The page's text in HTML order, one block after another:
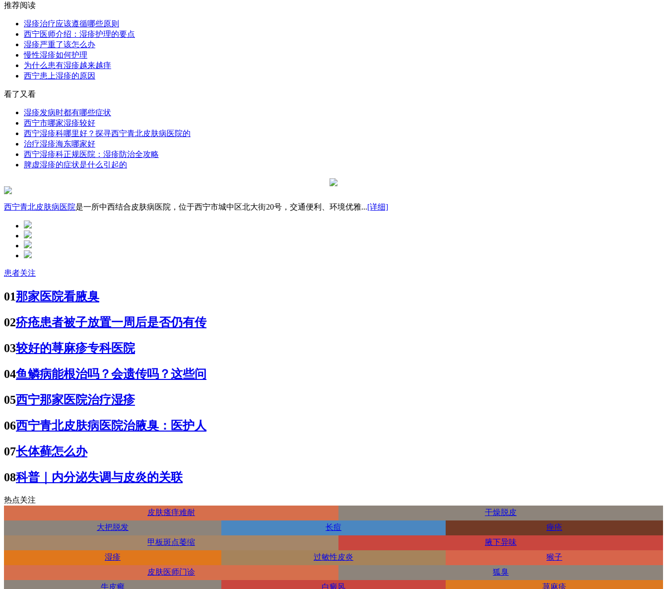
推荐阅读
湿疹治疗应该遵循哪些原则
西宁医师介绍：湿疹护理的要点
湿疹严重了该怎么办
慢性湿疹如何护理
为什么患有湿疹越来越痒
西宁患上湿疹的原因
看了又看
湿疹发病时都有哪些症状
西宁市哪家湿疹较好
西宁湿疹科哪里好？探寻西宁青北皮肤病医院的
治疗湿疹海东哪家好
西宁湿疹科正规医院：湿疹防治全攻略
脾虚湿疹的症状是什么引起的
西宁青北皮肤病医院是一所中西结合皮肤病医院，位于西宁市城中区北大街20号，交通便利、环境优雅...[详细]
患者关注
01那家医院看腋臭
02疥疮患者被子放置一周后是否仍有传
03较好的荨麻疹专科医院
04鱼鳞病能根治吗？会遗传吗？这些问
05西宁那家医院治疗湿疹
06西宁青北皮肤病医院治腋臭：医护人
07长体藓怎么办
08科普｜内分泌失调与皮炎的关联
热点关注
皮肤瘙痒难耐
干燥脱皮
大把脱发
长痘
痤疮
甲板斑点萎缩
腋下异味
湿疹
过敏性皮炎
猴子
皮肤医师门诊
狐臭
牛皮癣
白癜风 荨麻疹